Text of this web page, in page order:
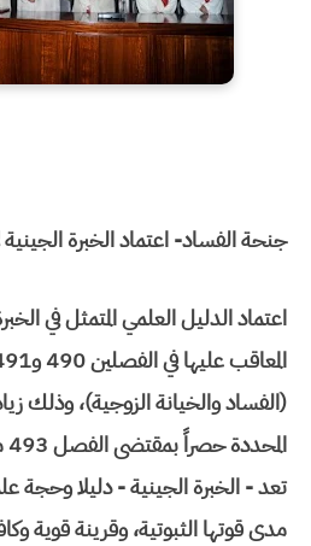
جنحة الفساد- اعتماد الخبرة
اعتماد الدليل العلمي المتمثل في
(الفساد والخيانة الزوجية)، وذلك
تعد - الخبرة الجينية - دليلا وحجة
مدى قوتها الثبوتية، وقرينة قوية